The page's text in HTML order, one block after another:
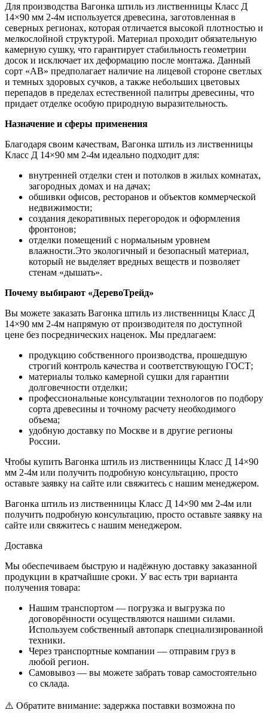
Для производства Вагонка штиль из лиственницы Класс Д
14×90 мм 2-4м используется древесина, заготовленная в
северных регионах, которая отличается высокой плотностью и
мелкослойной структурой. Материал проходит обязательную
камерную сушку, что гарантирует стабильность геометрии
досок и исключает их деформацию после монтажа. Данный
сорт «АВ» предполагает наличие на лицевой стороне светлых
и темных здоровых сучков, а также небольших цветовых
перепадов в пределах естественной палитры древесины, что
придает отделке особую природную выразительность.
Назначение и сферы применения
Благодаря своим качествам, Вагонка штиль из лиственницы
Класс Д 14×90 мм 2-4м идеально подходит для:
внутренней отделки стен и потолков в жилых комнатах,
загородных домах и на дачах;
обшивки офисов, ресторанов и объектов коммерческой
недвижимости;
создания декоративных перегородок и оформления
фронтонов;
отделки помещений с нормальным уровнем
влажности.Это экологичный и безопасный материал,
который не выделяет вредных веществ и позволяет
стенам «дышать».
Почему выбирают «ДеревоТрейд»
Вы можете заказать Вагонка штиль из лиственницы Класс Д
14×90 мм 2-4м напрямую от производителя по доступной
цене без посреднических наценок. Мы предлагаем:
продукцию собственного производства, прошедшую
строгий контроль качества и соответствующую ГОСТ;
материалы только камерной сушки для гарантии
долговечности отделки;
профессиональные консультации технологов по подбору
сорта древесины и точному расчету необходимого
объема;
удобную доставку по Москве и в другие регионы
России.
Чтобы купить Вагонка штиль из лиственницы Класс Д 14×90
мм 2-4м или получить подробную консультацию, просто
оставьте заявку на сайте или свяжитесь с нашим менеджером.
Вагонка штиль из лиственницы Класс Д 14×90 мм 2-4м или
получить подробную консультацию, просто оставьте заявку на
сайте или свяжитесь с нашим менеджером.
Доставка
Мы обеспечиваем быструю и надёжную доставку заказанной
продукции в кратчайшие сроки. У вас есть три варианта
получения товара:
Нашим транспортом — погрузка и выгрузка по
договорённости осуществляются нашими силами.
Используем собственный автопарк специализированной
техники.
Через транспортные компании — отправим груз в
любой регион.
Самовывоз — вы можете забрать товар самостоятельно
со склада.
⚠️ Обратите внимание: задержка поставки возможна по